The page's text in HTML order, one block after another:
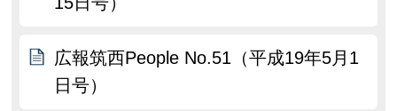
広報筑西People No.51（平成19年5月1
日号）